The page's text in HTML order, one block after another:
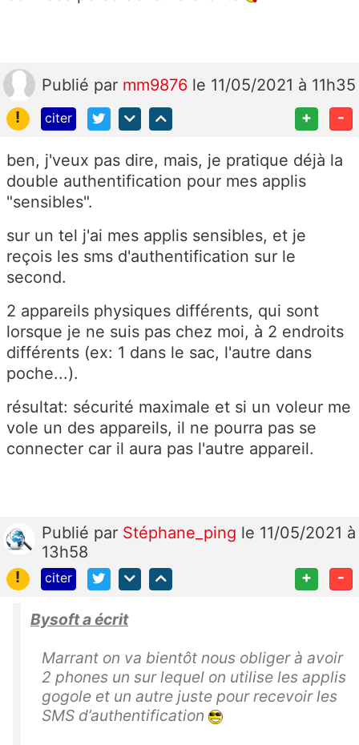
Publié par mm9876 le 11/05/2021 à 11h35
!
citer + -
ben, j'veux pas dire, mais, je pratique déjà la
double authentification pour mes applis
"sensibles".
sur un tel j'ai mes applis sensibles, et je
reçois les sms d'authentification sur le
second.
2 appareils physiques différents, qui sont
lorsque je ne suis pas chez moi, à 2 endroits
différents (ex: 1 dans le sac, l'autre dans
poche...).
résultat: sécurité maximale et si un voleur me
vole un des appareils, il ne pourra pas se
connecter car il aura pas l'autre appareil.
Publié par Stéphane_ping le 11/05/2021 à
13h58
!
citer + -
Bysoft a écrit
Marrant on va bientôt nous obliger à avoir
2 phones un sur lequel on utilise les applis
gogole et un autre juste pour recevoir les
SMS d’authentification